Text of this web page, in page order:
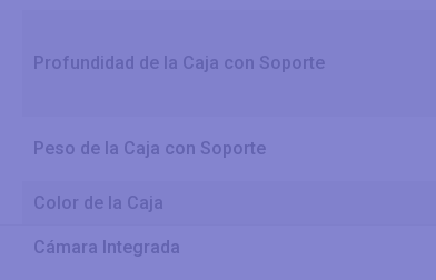
Profundidad de la Caja con Soporte
Peso de la Caja con Soporte
Color de la Caja
Cámara Integrada